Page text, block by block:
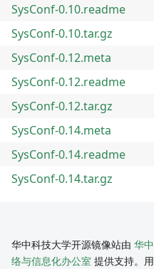
SysConf-0.10.readme
SysConf-0.10.tar.gz
SysConf-0.12.meta
SysConf-0.12.readme
SysConf-0.12.tar.gz
SysConf-0.14.meta
SysConf-0.14.readme
SysConf-0.14.tar.gz
华中科技大学开源镜像站由 华
络与信息化办公室 提供支持。